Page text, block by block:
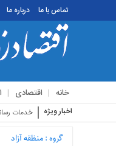
تماس با ما درباره ما
خانه اقتصادی
تماس
ما
درباره
اخبار ویژه استقبا
گروه :منظقه آزاد